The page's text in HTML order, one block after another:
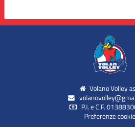
Volano Volley
P.I. e C.F.
Preferenze cookie